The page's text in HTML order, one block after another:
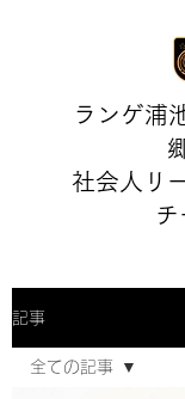
ランゲ浦
社会人リ
チ
記事
全ての記事